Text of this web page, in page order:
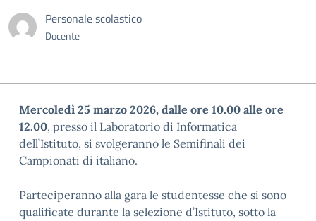
Personale scolastico
Docente
Mercoledì 25 marzo 2026, dalle ore 10.00 alle ore
12.00, presso il Laboratorio di Informatica
dell’Istituto, si svolgeranno le Semifinali dei
Campionati di italiano.
Parteciperanno alla gara le studentesse che si sono
qualificate durante la selezione d’Istituto, sotto la